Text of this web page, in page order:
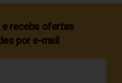
receba ofertas
por e-mail